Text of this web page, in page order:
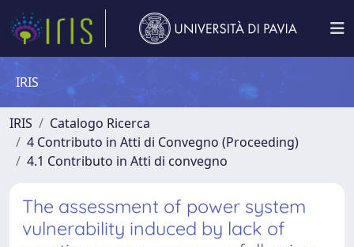
IRIS
IRIS
Catalogo Ricerca
4 Contributo in Atti di Convegno (Proceeding)
4.1 Contributo in Atti di convegno
The assessment of power system
vulnerability induced by lack of